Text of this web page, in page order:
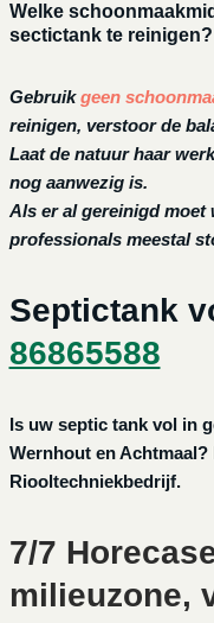
Welke
sectictank te reinigen?
Gebruikgeen
reinigen, verstoor de
Laat de natuur haar
nog aanwezig is.
Als er al gereinigd moet
professionals meestal
Septictank
86865588
Is uw septic tank vol in
Wernhout en
Riooltechniekbedrijf.
7/7
milieuzone,